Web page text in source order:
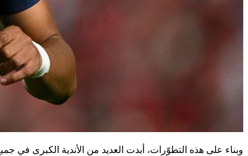
وبناء على هذه التطوّرات، أبدت العديد من الأندية الكبرى في